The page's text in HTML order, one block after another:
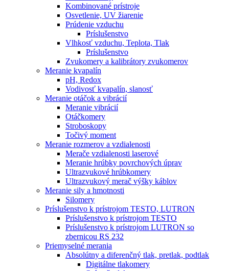
Kombinované prístroje
Osvetlenie, UV žiarenie
Prúdenie vzduchu
Príslušenstvo
Vlhkosť vzduchu, Teplota, Tlak
Príslušenstvo
Zvukomery a kalibrátory zvukomerov
Meranie kvapalín
pH, Redox
Vodivosť kvapalín, slanosť
Meranie otáčok a vibrácií
Meranie vibrácií
Otáčkomery
Stroboskopy
Točivý moment
Meranie rozmerov a vzdialenosti
Merače vzdialenosti laserové
Meranie hrúbky povrchových úprav
Ultrazvukové hrúbkomery
Ultrazvukový merač výšky káblov
Meranie sily a hmotnosti
Silomery
Príslušenstvo k prístrojom TESTO, LUTRON
Príslušenstvo k prístrojom TESTO
Príslušenstvo k prístrojom LUTRON so
zbernicou RS 232
Priemyselné merania
Absolútny a diferenčný tlak, pretlak, podtlak
Digitálne tlakomery